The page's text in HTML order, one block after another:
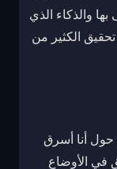
والذكاء الذي
الكثير من
حول أنا أسرق
في الأوضاع